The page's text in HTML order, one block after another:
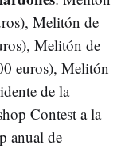
Melitón de
Melitón de
euros), Melitón
de la
Contest a la
anual de